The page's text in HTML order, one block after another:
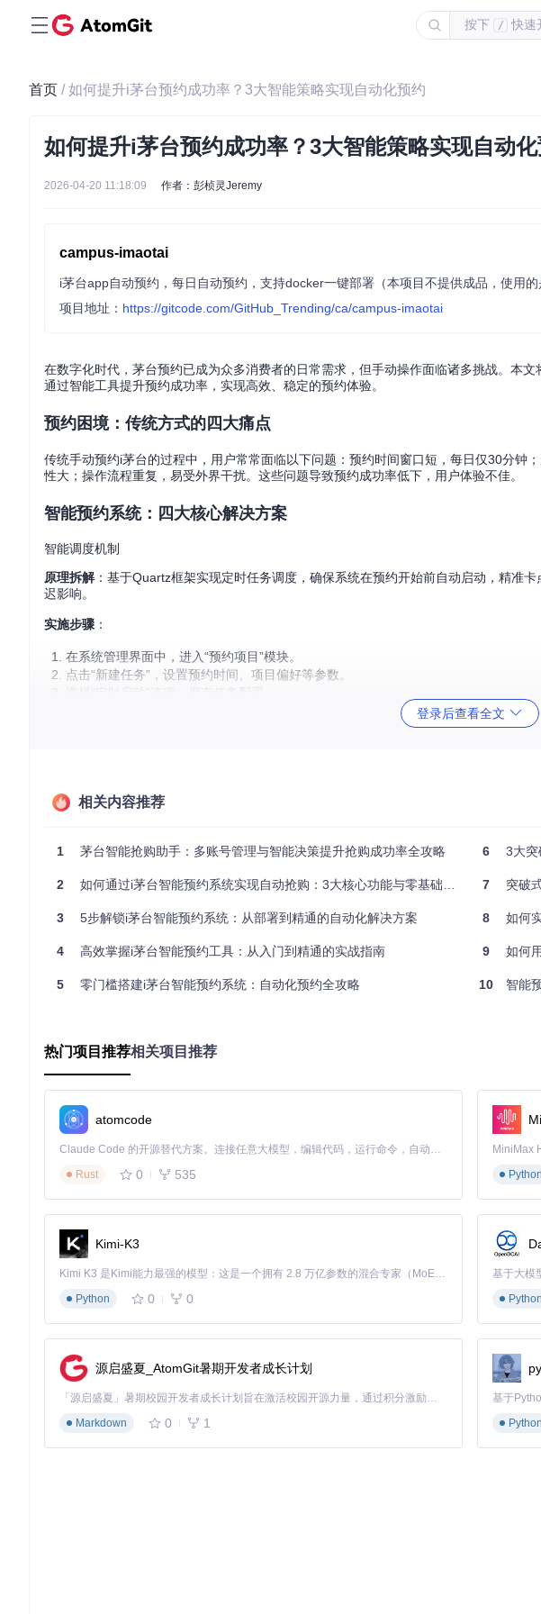
按下 / 快速
首页 / 如何提升i茅台预约成功率？3大智能策略实现自动化预约
如何提升i茅台预约成功率？3大智能策略实现自动
2026-04-20 11:18:09 作者：彭桢灵Jeremy
campus-imaotai
i茅台app自动预约，每日自动预约，支持docker一键部署（本项目不提供成品，使用的
项目地址： https://gitcode.com/GitHub_Trending/ca/campus-imaotai
在数字化时代，茅台预约已成为众多消费者的日常需求，但手动操作面临诸多挑战。本
通过智能工具提升预约成功率，实现高效、稳定的预约体验。
预约困境：传统方式的四大痛点
传统手动预约i茅台的过程中，用户常常面临以下问题：预约时间窗口短，每日仅30分钟
性大；操作流程重复，易受外界干扰。这些问题导致预约成功率低下，用户体验不佳。
智能预约系统：四大核心解决方案
智能调度机制
原理拆解：基于Quartz框架实现定时任务调度，确保系统在预约开始前自动启动，精准
迟影响。
实施步骤 ：
在系统管理界面中，进入“预约项目”模块。
点击“新建任务”，设置预约时间、项目偏好等参数。
：系统可实现99.9%的定时准确率，较手动操作提前5-10秒提交请求，有效提升
实施步骤：
进入“用户管理”界面，点击“添加账号”按钮。
设置账号优先级和预约项目偏好。
效果验证：系统支持同时管理5-10个账号，账号切换时间从手动的30秒缩短至2秒，提高
在“门店列表”界面，设置筛选条件，如省份、城市、成功率等。
效果验证
实践指南：从部署到运行
环境部署
获取项目代码
git clone
配置环境变量创建.env文件，设置数据库密码、Redis密码等关键参数。
启动服务
cd campus-imaotai/doc/docker
登录后查看全文
相关内容推荐
1 茅台智能抢购助手：多账号管理与智能决策提升抢购成功率全攻略
2 如何通过i茅台智能预约系统实现自动抢购：3大核心功能与零基础部署指南
3 5步解锁i茅台智能预约系统：从部署到精通的自动化解决方案
4 高效掌握i茅台智能预约工具：从入门到精通的实战指南
5 零门槛搭建i茅台智能预约系统：自动化预约全攻略
6 3大突
7 突破
8 如何
9 如何
10 智能
热门项目推荐相关项目推荐
atomcode
Claude Code 的开源替代方案。连接任意大模型，编辑代码，运行命令，自动验证 — 全自动执行。用 Rust 构建，极致性能。 ｜ An open-source alternative to Claude Code. Connect any LLM, edit code, run commands, and verify changes — autonomously. Built in Rust for speed. Get Started
Rust
0 535
Python
Kimi-K3
Kimi K3 是Kimi能力最强的模型：这是一个拥有 2.8 万亿参数的混合专家（MoE）模型，具备原生视觉理解能力，并支持 100 万 token 的上下文窗口。
Python
0 0
基于大模
Python
源启盛夏_AtomGit暑期开发者成长计划
「源启盛夏」暑期校园开发者成长计划旨在激活校园开源力量，通过积分激励、认证扶持、资源倾斜等形式，引导高校组织和开发者完成「入驻 — 建项目 — 做贡献 — 获认证 — 得资源」的完整闭环。无论你是想带领社团入驻平台的组织者，还是希望用代码贡献证明自己的开发者，都能在这里找到属于你的成长路径。
Markdown
0 1
Python